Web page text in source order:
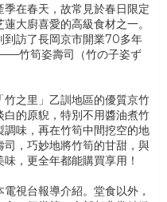
在春天，故常見於春日限定
大廚喜愛的高級食材之一。
到訪了長岡京市開業70多年
竹筍姿壽司（竹の子姿ず
之里」乙訓地區的優質京竹
的原貎，特別不用醬油煮竹
味，再在竹筍中間挖空的地
，巧妙地將竹筍的甘甜，與
，更全年都能購買享用！
視台報導介紹。堂食以外，